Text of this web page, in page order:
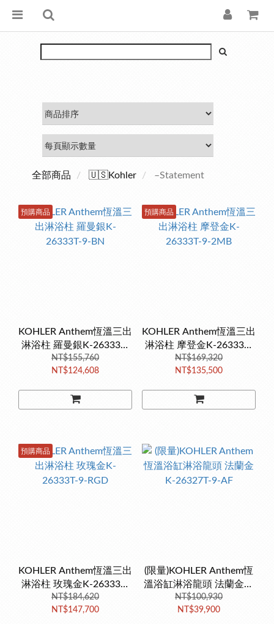
全部商品 🇺🇸Kohler –Statement
預購商品
KOHLER Anthem恆溫三出
淋浴柱 羅曼銀K-26333T-
9-BN
NT$155,760
NT$124,608
預購商品
KOHLER Anthem恆溫三出
淋浴柱 摩登金K-26333T-
9-2MB
NT$169,320
NT$135,500
預購商品
KOHLER Anthem恆溫三出
淋浴柱 玫瑰金K-26333T-
9-RGD
NT$184,620
NT$147,700
(限量)KOHLER Anthem恆
溫浴缸淋浴龍頭 法蘭金K-
26327T-9-AF
NT$100,930
NT$39,900